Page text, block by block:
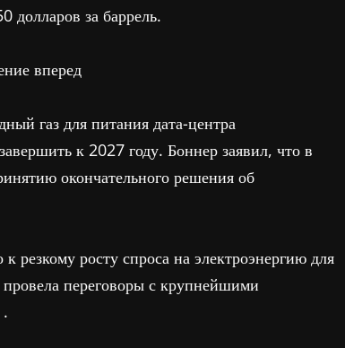
долларов за баррель.
вперед
газ для питания дата-центра
к 2027 году. Боннер заявил, что в
окончательного решения об
резкому росту спроса на электроэнергию для
переговоры с крупнейшими
.